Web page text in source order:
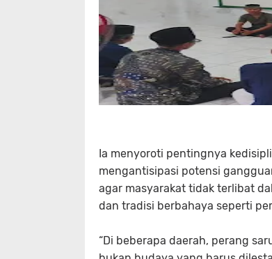
Ia menyoroti pentingnya
mengantisipasi potensi
agar masyarakat tidak terlibat
dan tradisi berbahaya seperti
“Di beberapa daerah, perang